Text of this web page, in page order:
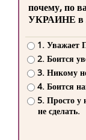
почему, по
УКРАИНЕ в
1. Уважает
2. Боится
3. Никому
4. Боится
5. Просто у
не сделать.